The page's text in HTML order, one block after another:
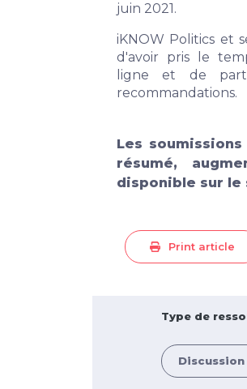
juin 2021.
iKNOW Politics et
d'avoir pris le
ligne et de
recommandations.
Les
résumé,
disponible sur le
Print article
Type de